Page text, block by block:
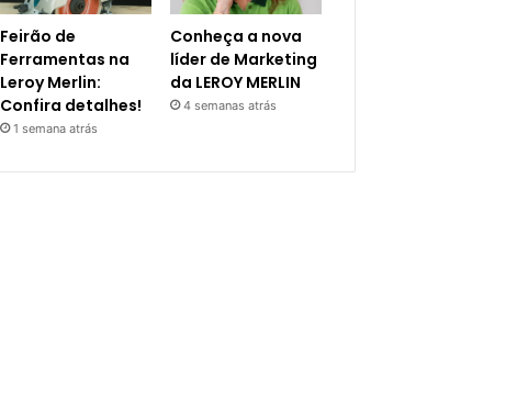
Feirão de
Ferramentas na
Leroy Merlin:
Confira detalhes!
1 semana atrás
Conheça a nova
líder de Marketing
da LEROY MERLIN
4 semanas atrás